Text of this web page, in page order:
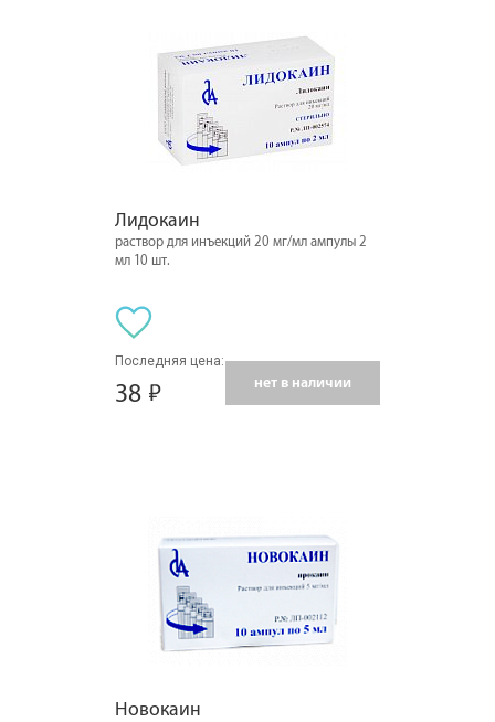
Лидокаин
раствор для инъекций 20 мг/мл ампулы 2
мл 10 шт.
Последняя цена:
38 нет в наличии
Новокаин